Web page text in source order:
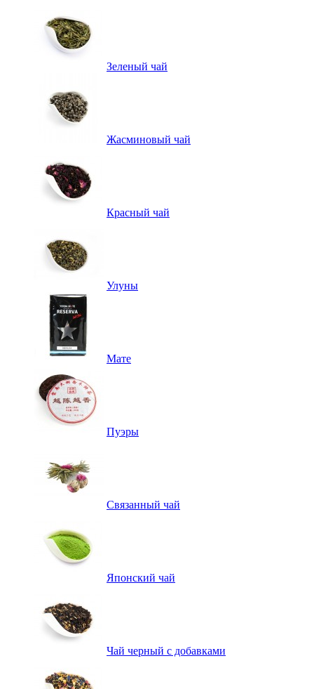
Зеленый чай
Жасминовый чай
Красный чай
Улуны
Мате
Пуэры
Связанный чай
Японский чай
Чай черный с добавками